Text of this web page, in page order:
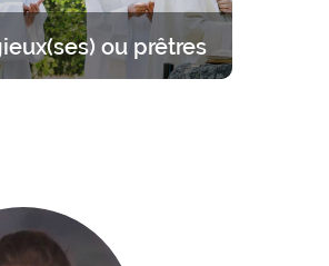
ou prêtres